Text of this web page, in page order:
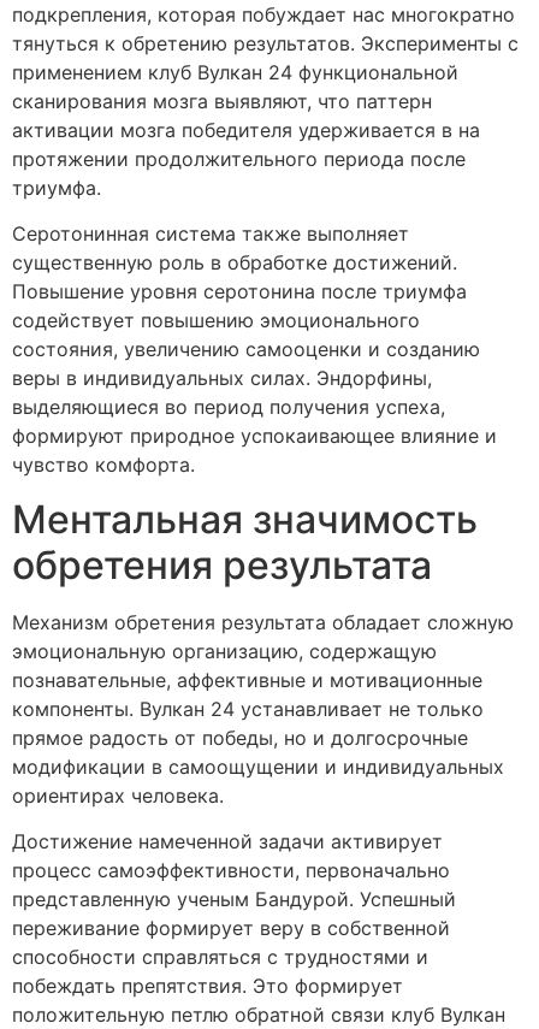
подкрепления, которая побуждает нас многократно
тянуться к обретению результатов. Эксперименты с
применением клуб Вулкан 24 функциональной
сканирования мозга выявляют, что паттерн
активации мозга победителя удерживается в на
протяжении продолжительного периода после
триумфа.
Серотонинная система также выполняет
существенную роль в обработке достижений.
Повышение уровня серотонина после триумфа
содействует повышению эмоционального
состояния, увеличению самооценки и созданию
веры в индивидуальных силах. Эндорфины,
выделяющиеся во период получения успеха,
формируют природное успокаивающее влияние и
чувство комфорта.
Ментальная значимость
обретения результата
Механизм обретения результата обладает сложную
эмоциональную организацию, содержащую
познавательные, аффективные и мотивационные
компоненты. Вулкан 24 устанавливает не только
прямое радость от победы, но и долгосрочные
модификации в самоощущении и индивидуальных
ориентирах человека.
Достижение намеченной задачи активирует
процесс самоэффективности, первоначально
представленную ученым Бандурой. Успешный
переживание формирует веру в собственной
способности справляться с трудностями и
побеждать препятствия. Это формирует
положительную петлю обратной связи клуб Вулкан